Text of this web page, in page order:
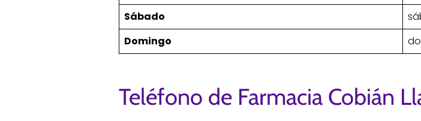
Sábado
Domingo
Teléfono de Farmacia Cobián